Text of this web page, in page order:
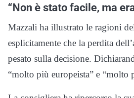
“Non è stato facile, ma
Mazzali ha illustrato le ragioni
esplicitamente che la perdita
pesato sulla decisione.
“molto più europeista” e “molto